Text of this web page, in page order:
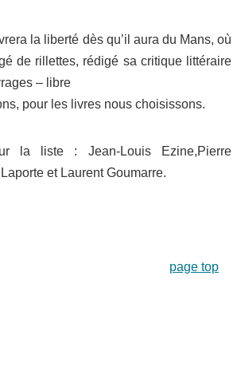
la liberté dès qu’il aura du Mans, où
de rillettes, rédigé sa critique littéraire
– libre
pour les livres nous choisissons.
la liste : Jean-Louis Ezine,Pierre
et Laurent Goumarre.
page top